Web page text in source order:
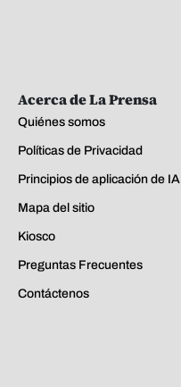
Acerca de La Prensa
Quiénes somos
Políticas de Privacidad
Principios de aplicación de IA
Mapa del sitio
Kiosco
Preguntas Frecuentes
Contáctenos